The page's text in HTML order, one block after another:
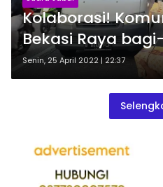
Kolaborasi!
Bekasi Raya
Senin, 25 April 2022 | 22:37